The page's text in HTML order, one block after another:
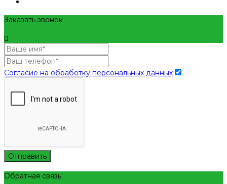
Заказать звонок
Согласие на обработку персональных данных
Отправить
Обратная связь